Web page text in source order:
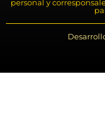
personal y